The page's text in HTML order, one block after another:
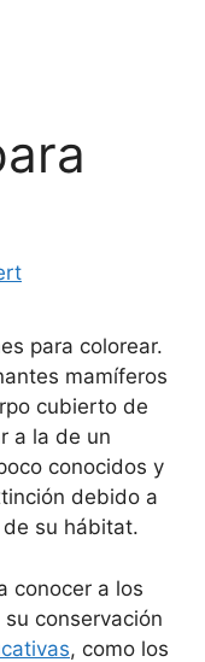
para colorear.
mamíferos
cubierto de
a la de un
conocidos y
debido a
su hábitat.
conocer a los
conservación
, como los